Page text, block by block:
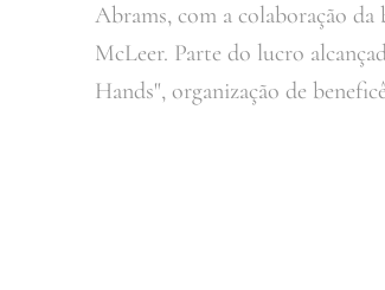
Abrams, com a colaboração
McLeer. Parte do lucro
Hands", organização de